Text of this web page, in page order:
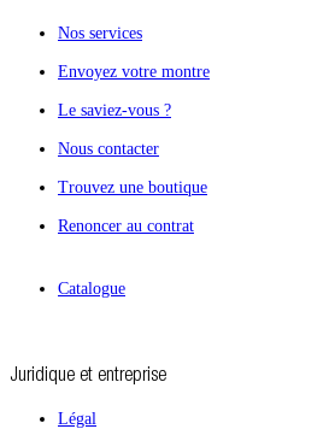
Nos services
Envoyez votre montre
Le saviez-vous ?
Nous contacter
Trouvez une boutique
Renoncer au contrat
Catalogue
Juridique et entreprise
Légal